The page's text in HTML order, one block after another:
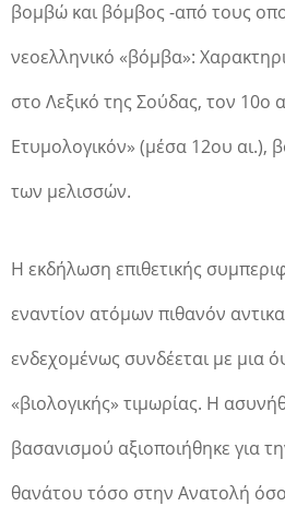
βομβώ και βόμβος -από τους
νεοελληνικό «βόμβα»:
στο Λεξικό της Σούδας, τον 10ο
Ετυμολογικόν» (μέσα 12ου αι.),
των μελισσών.
Η εκδήλωση επιθετικής
εναντίον ατόμων πιθανόν
ενδεχομένως συνδέεται με μια
«βιολογικής» τιμωρίας. Η
βασανισμού αξιοποιήθηκε για
θανάτου τόσο στην Ανατολή